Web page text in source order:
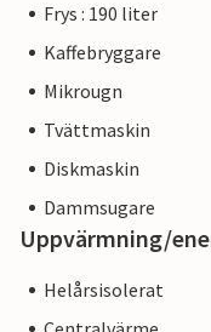
Frys : 190 liter
Kaffebryggare
Mikrougn
Tvättmaskin
Diskmaskin
Dammsugare
Uppvärmning/
Helårsisolerat